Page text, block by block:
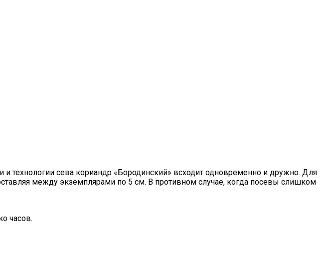
технологии сева кориандр «Бородинский» всходит одновременно и дружно. Для
между экземплярами по 5 см. В противном случае, когда посевы слишком
часов.